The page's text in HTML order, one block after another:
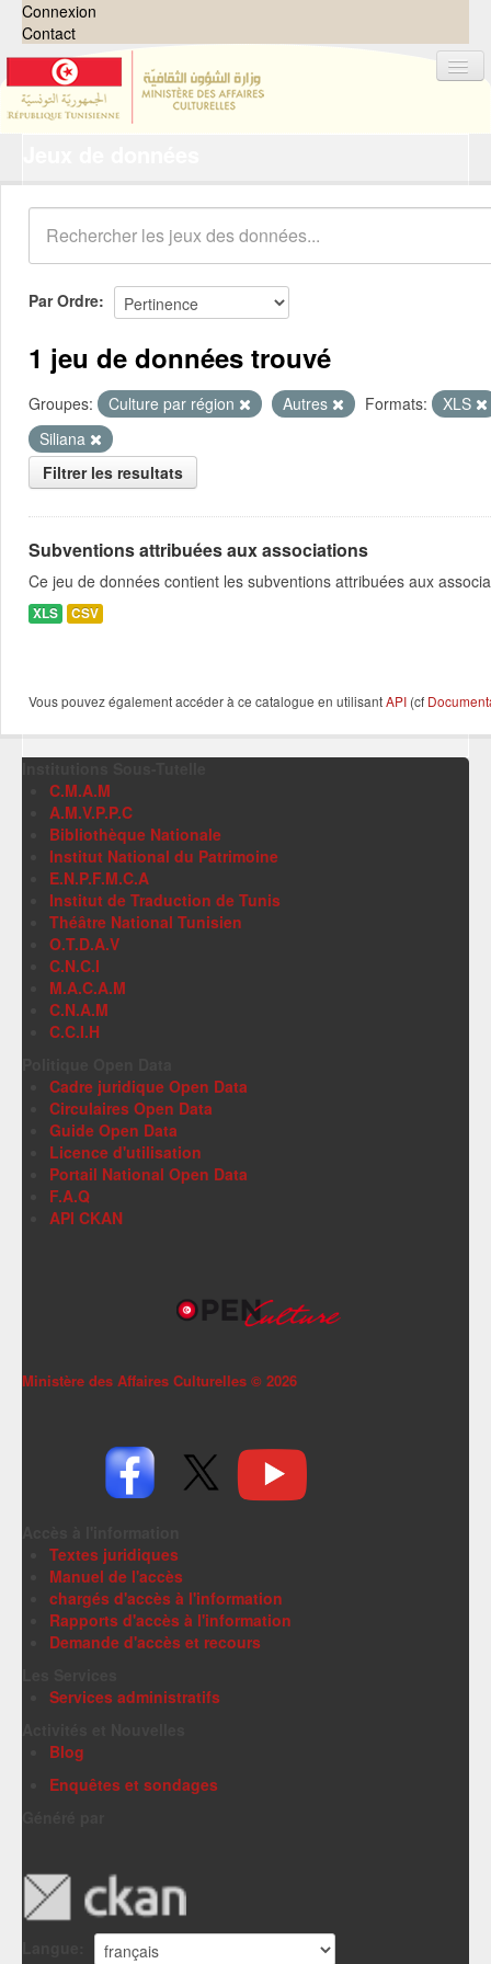
Connexion
Contact
Organisations
Groupes
Demandes 0
À propos
Par Ordre
1 jeu de données trouvé
Groupes: Culture par région Autres Formats:
XLS
Siliana
Filtrer les resultats
Subventions attribuées aux associations
Ce jeu de données contient les subventions attribuées aux
XLS CSV
Vous pouvez également accéder à ce catalogue en utilisantAPI (cf
C.M.A.M
A.M.V.P.P.C
Bibliothèque Nationale
Institut National du Patrimoine
E.N.P.F.M.C.A
Institut de Traduction de Tunis
Théâtre National Tunisien
O.T.D.A.V
C.N.C.I
M.A.C.A.M
C.N.A.M
C.C.I.H
Cadre juridique Open Data
Circulaires Open Data
Guide Open Data
Licence d'utilisation
Portail National Open Data
F.A.Q
API CKAN
Ministère des Affaires Culturelles © 2026
Textes juridiques
Manuel de l'accès
chargés d'accès à l'information
Rapports d'accès à l'information
Demande d'accès et recours
Services administratifs
Blog
Enquêtes et sondages